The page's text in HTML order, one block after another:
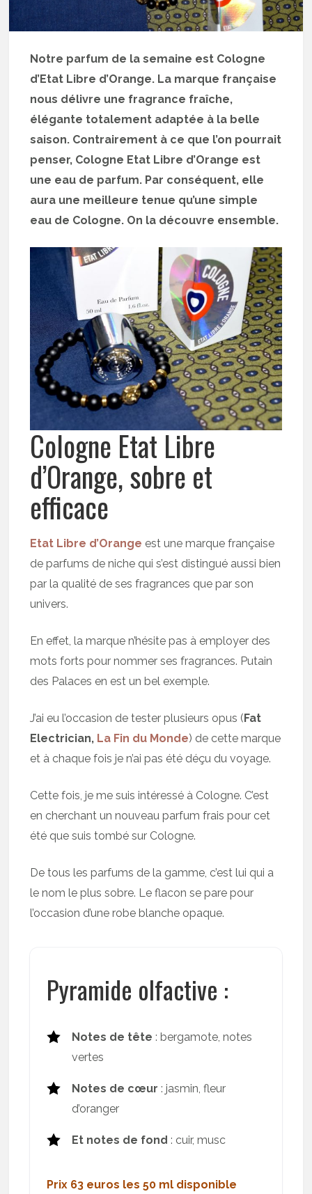
Notre parfum de la semaine est Cologne
d’Etat Libre d’Orange. La marque française
nous délivre une fragrance fraîche,
élégante totalement adaptée à la belle
saison. Contrairement à ce que l’on pourrait
penser, Cologne Etat Libre d’Orange est
une eau de parfum. Par conséquent, elle
aura une meilleure tenue qu’une simple
eau de Cologne. On la découvre ensemble.
Cologne Etat Libre
d’Orange, sobre et
efficace
Etat Libre d’Orange est une marque française
de parfums de niche qui s’est distingué aussi bien
par la qualité de ses fragrances que par son
univers.
En effet, la marque n’hésite pas à employer des
mots forts pour nommer ses fragrances. Putain
des Palaces en est un bel exemple.
J’ai eu l’occasion de tester plusieurs opus ( Fat
Electrician, La Fin du Monde) de cette marque
et à chaque fois je n’ai pas été déçu du voyage.
Cette fois, je me suis intéressé à Cologne. C’est
en cherchant un nouveau parfum frais pour cet
été que suis tombé sur Cologne.
De tous les parfums de la gamme, c’est lui qui a
le nom le plus sobre. Le flacon se pare pour
l’occasion d’une robe blanche opaque.
Pyramide olfactive :
Notes de tête : bergamote, notes
vertes
Notes de cœur : jasmin, fleur
d’oranger
Et notes de fond : cuir, musc
Prix 63 euros les 50 ml disponible